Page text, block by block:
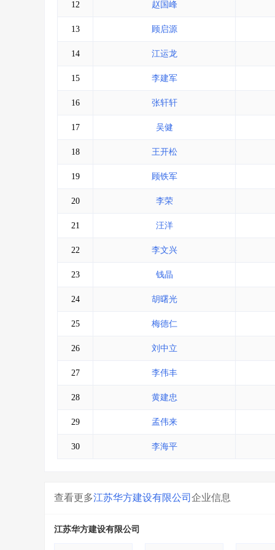
12 赵国峰
13 顾启源
14 江运龙
15 李建军
16 张轩轩
17 吴健
18 王开松
19 顾铁军
20 李荣
21 汪洋
22 李文兴
23 钱晶
24 胡曙光
25 梅德仁
26 刘中立
27 李伟丰
28 黄建忠
29 孟伟来
30 李海平
查看更多江苏华方建设有限公司 企业信息
江苏华方建设有限公司